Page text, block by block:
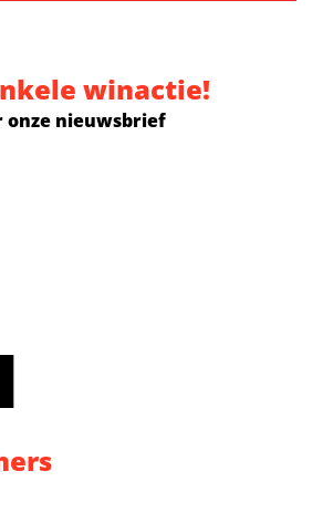
winactie!
onze nieuwsbrief